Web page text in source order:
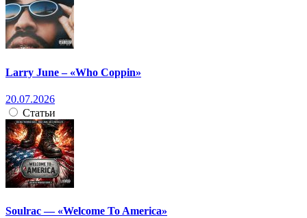
Larry June – «Who Coppin»
20.07.2026
Статьи
Soulrac — «Welcome To America»